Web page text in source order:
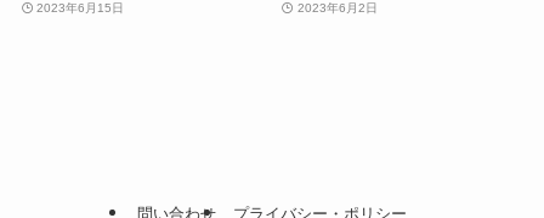
2023年6月15日 2023年6月2日
問い合わせ プライバシー・ポリシー